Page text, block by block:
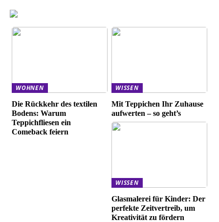
WOHNEN
Die Rückkehr des textilen
Bodens: Warum
Teppichfliesen ein
Comeback feiern
WISSEN
Mit Teppichen Ihr Zuhause
aufwerten – so geht’s
WISSEN
Glasmalerei für Kinder: Der
perfekte Zeitvertreib, um
Kreativität zu fördern